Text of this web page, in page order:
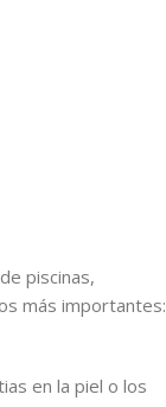
piscinas,
más importantes:
en la piel o los